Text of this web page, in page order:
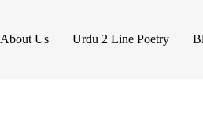
About Us Urdu 2 Line Poetry